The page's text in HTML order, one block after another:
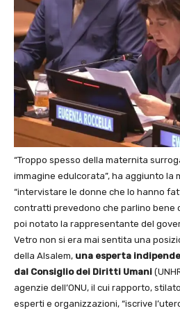
“Troppo spesso della maternita
immagine edulcorata”, ha aggiunto la
“intervistare le donne che lo hanno
contratti prevedono che parlino bene
poi notato la rappresentante del
Vetro non si era mai sentita una
della Alsalem, una esperta
dal Consiglio dei Diritti Umani
agenzie dell’ONU, il cui rapporto,
esperti e organizzazioni, “iscrive